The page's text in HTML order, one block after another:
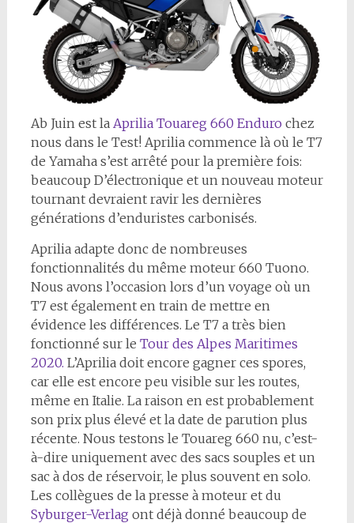
Ab Juin est la Aprilia Touareg 660 Enduro chez
nous dans le Test! Aprilia commence là où le T7
de Yamaha s’est arrêté pour la première fois:
beaucoup D’électronique et un nouveau moteur
tournant devraient ravir les dernières
générations d’enduristes carbonisés.
Aprilia adapte donc de nombreuses
fonctionnalités du même moteur 660 Tuono.
Nous avons l’occasion lors d’un voyage où un
T7 est également en train de mettre en
évidence les différences. Le T7 a très bien
fonctionné sur le Tour des Alpes Maritimes
2020. L’Aprilia doit encore gagner ces spores,
car elle est encore peu visible sur les routes,
même en Italie. La raison en est probablement
son prix plus élevé et la date de parution plus
récente. Nous testons le Touareg 660 nu, c’est-
à-dire uniquement avec des sacs souples et un
sac à dos de réservoir, le plus souvent en solo.
Les collègues de la presse à moteur et du
Syburger-Verlag ont déjà donné beaucoup de